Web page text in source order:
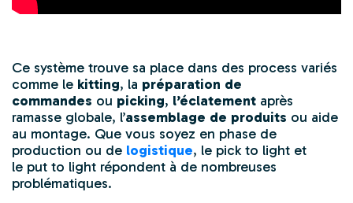
Ce système trouve sa place dans des process variés
comme le kitting, la préparation de
commandes ou picking, l’éclatement après
ramasse globale, l’assemblage de produits ou aide
au montage. Que vous soyez en phase de
production ou de logistique, le pick to light et
le put to light répondent à de nombreuses
problématiques.